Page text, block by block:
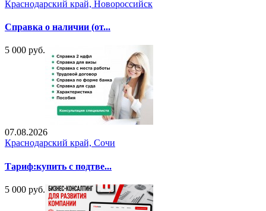
Краснодарский край, Новороссийск
Справка о наличии (от...
5 000 руб.
07.08.2026
Краснодарский край, Сочи
Тариф:купить с подтве...
5 000 руб.